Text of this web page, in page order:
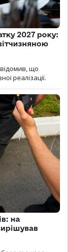
2027 року:
що
реалізації.
на